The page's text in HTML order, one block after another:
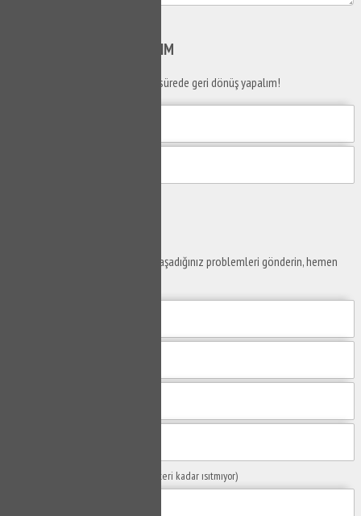
ARAYALIM
Telefon numaranızı bırakın en kısa sürede geri dönüş yapalım!
Yaşam alanlarınız ve ofislerinizde yaşadığınız problemleri gönderin, hemen
(Örn: Kombim yeteri kadar ısıtmıyor)